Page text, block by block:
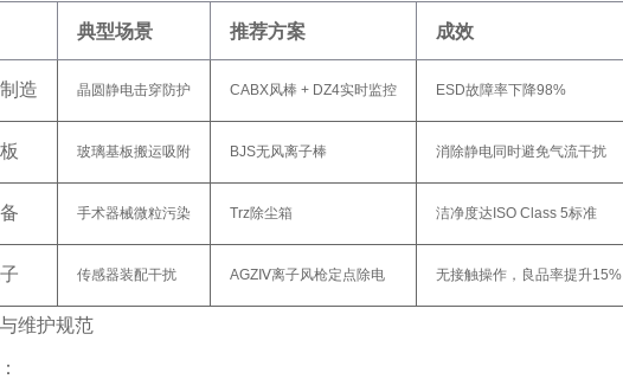
典型场景 推荐方案 成效
造 晶圆静电击穿防护 CABX风棒 + DZ4实时监控 ESD故障率下降98%
玻璃基板搬运吸附 BJS无风离子棒 消除静电同时避免气流干扰
手术器械微粒污染 Trz除尘箱 洁净度达ISO Class 5标准
传感器装配干扰 AGZⅣ离子风枪定点除电 无接触操作，良品率提升15%
维护规范
‌：